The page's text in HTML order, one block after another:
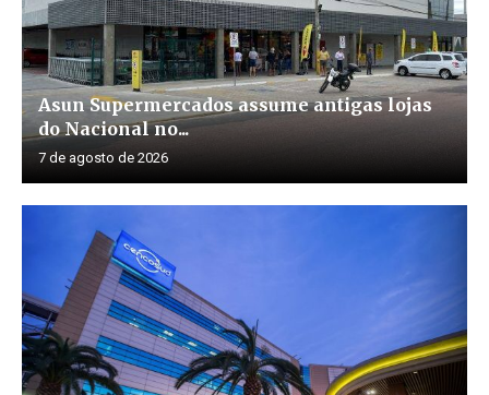
Asun Supermercados assume antigas lojas
do Nacional no...
7 de agosto de 2026